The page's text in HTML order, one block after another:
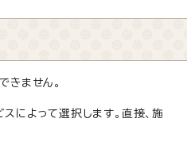
ません。
によって選択します。直接、施